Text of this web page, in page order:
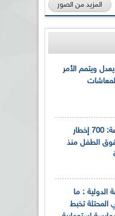
المزيد من الصور
ويتمم الأمر
مريم شرفي للإذاعة: 700 إخطار
الطفل منذ
الدولية : ما
تخبط